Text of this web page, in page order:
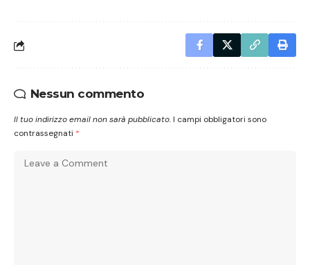
Nessun commento
Il tuo indirizzo email non sarà pubblicato. I campi obbligatori sono
contrassegnati *